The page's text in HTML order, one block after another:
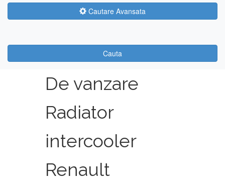
Cautare Avansata
Cauta
De vanzare
Radiator
intercooler
Renault